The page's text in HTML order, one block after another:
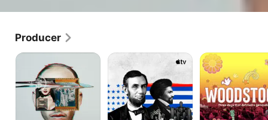
Producer
Ctrl+Alt+Desire
Lincoln’s
Dilemma
Woodstock:
Three
Days
that
Defined
a
Generation